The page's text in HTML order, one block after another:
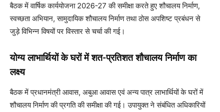
बैठक में वार्षिक कार्ययोजना 2026-27 की समीक्षा करते हुए शौचालय निर्माण,
स्वच्छता अभियान, सामुदायिक शौचालय निर्माण तथा ठोस अपशिष्ट प्रबंधन से
जुड़े विभिन्न विषयों पर विस्तार से चर्चा की गई।
योग्य लाभार्थियों के घरों में शत-प्रतिशत शौचालय निर्माण का
लक्ष्य
बैठक में प्रधानमंत्री आवास, अबुआ आवास एवं अन्य पात्र लाभार्थियों के घरों में
शौचालय निर्माण की प्रगति की समीक्षा की गई। उपायुक्त ने संबंधित अधिकारियों